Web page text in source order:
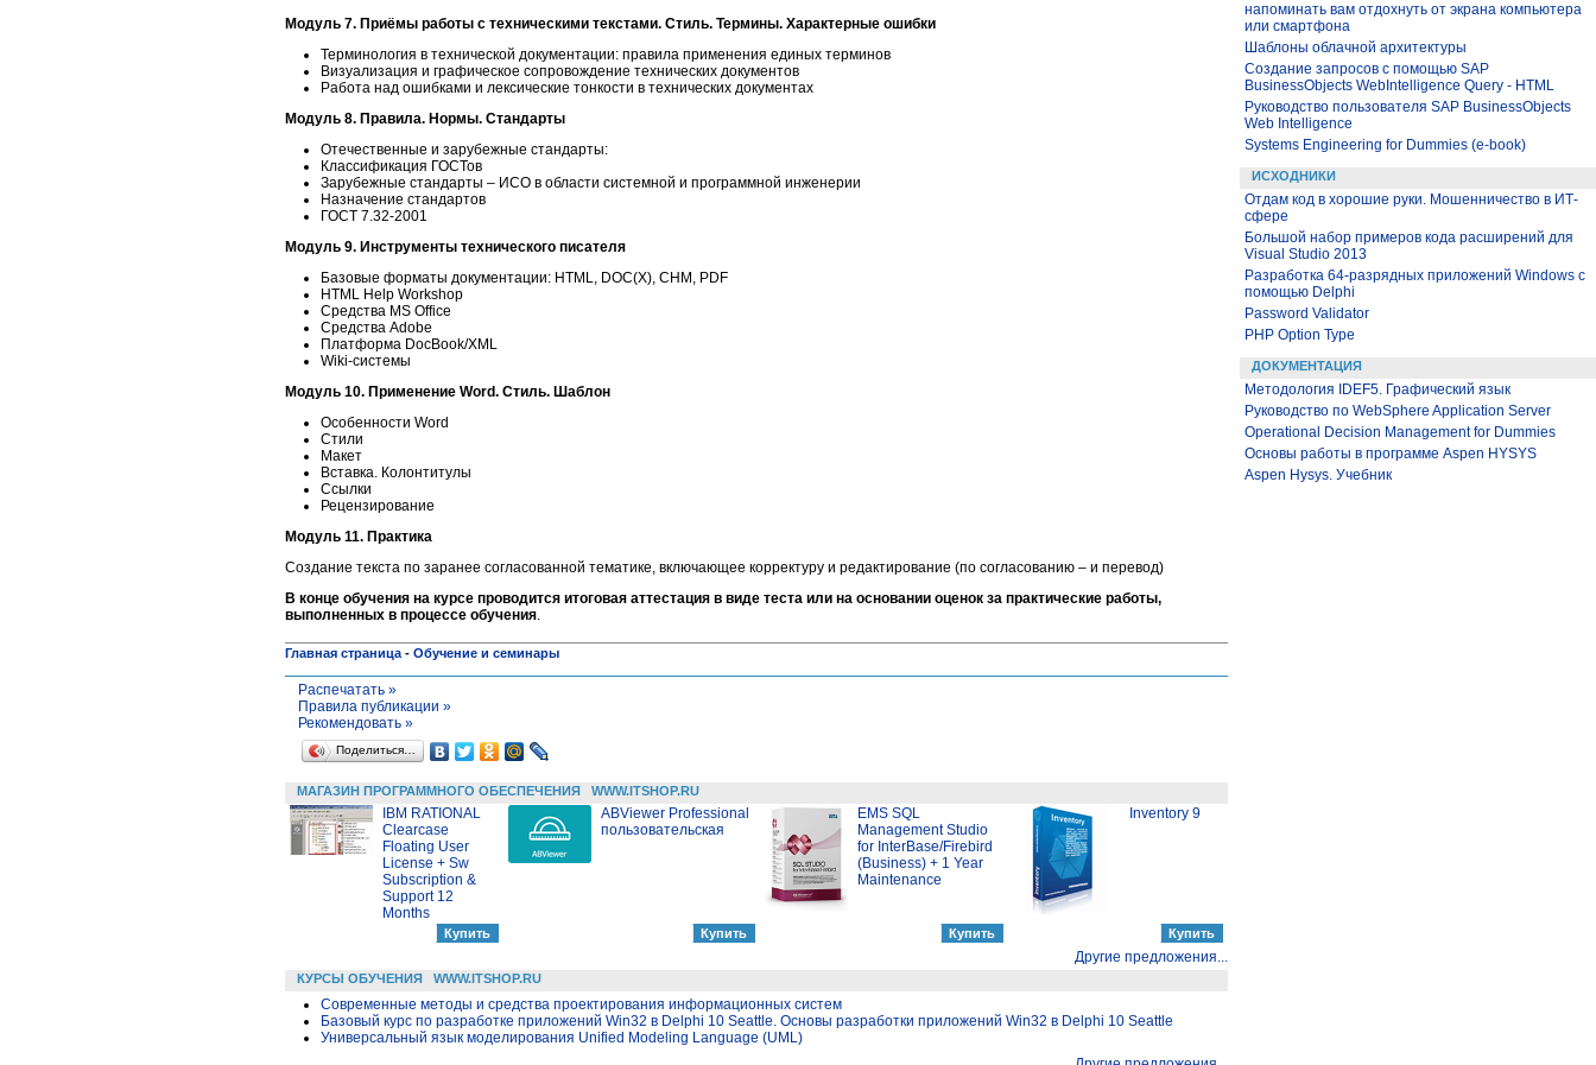
Модуль 7. Приёмы работы с техническими текстами. Стиль. Термины. Характерные ошибки
Терминология в технической документации: правила применения единых терминов
Визуализация и графическое сопровождение технических документов
Работа над ошибками и лексические тонкости в технических документах
Модуль 8. Правила. Нормы. Стандарты
Отечественные и зарубежные стандарты:
Классификация ГОСТов
Зарубежные стандарты – ИСО в области системной и программной инженерии
Назначение стандартов
ГОСТ 7.32-2001
Модуль 9. Инструменты технического писателя
Базовые форматы документации: HTML, DOC(X), CHM, PDF
HTML Help Workshop
Средства MS Office
Средства Adobe
Платформа DocBook/XML
Wiki-системы
Модуль 10. Применение Word. Стиль. Шаблон
Особенности Word
Стили
Макет
Вставка. Колонтитулы
Ссылки
Рецензирование
Модуль 11. Практика
Создание текста по заранее согласованной тематике, включающее корректуру и редактирование (по согласованию – и перевод)
В конце обучения на курсе проводится итоговая аттестация в виде теста или на основании оценок за практические работы,
выполненных в процессе обучения.
Главная страница - Обучение и семинары
Распечатать »
Правила публикации »
Рекомендовать »
Поделиться…
МАГАЗИН ПРОГРАММНОГО ОБЕСПЕЧЕНИЯ WWW.ITSHOP.RU
IBM RATIONAL
Clearcase
Floating User
License + Sw
Subscription &
Support 12
Months
ABViewer Professional
пользовательская
EMS SQL
Management Studio
for InterBase/Firebird
(Business) + 1 Year
Maintenance
Inventory 9
Другие предложения...
КУРСЫ ОБУЧЕНИЯ WWW.ITSHOP.RU
Современные методы и средства проектирования информационных систем
Базовый курс по разработке приложений Win32 в Delphi 10 Seattle. Основы разработки приложений Win32 в Delphi 10 Seattle
Универсальный язык моделирования Unified Modeling Language (UML)
напоминать вам отдохнуть от экрана компьютера
или смартфона
Шаблоны облачной архитектуры
Создание запросов с помощью SAP
BusinessObjects WebIntelligence Query - HTML
Руководство пользователя SAP BusinessObjects
Web Intelligence
Systems Engineering for Dummies (e-book)
ИСХОДНИКИ
Отдам код в хорошие руки. Мошенничество в ИТ-
сфере
Большой набор примеров кода расширений для
Visual Studio 2013
Разработка 64-разрядных приложений Windows с
помощью Delphi
Password Validator
PHP Option Type
ДОКУМЕНТАЦИЯ
Методология IDEF5. Графический язык
Руководство по WebSphere Application Server
Operational Decision Management for Dummies
Основы работы в программе Aspen HYSYS
Aspen Hysys. Учебник